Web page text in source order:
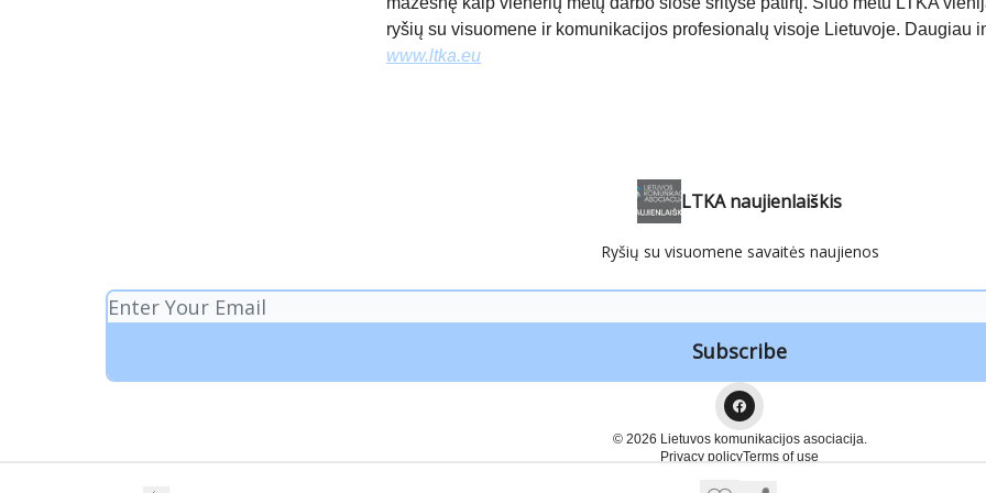
ryšių su visuomene ir komunikacijos profesionalų visoje Lietuvoje. Daugiau
www.ltka.eu
LTKA naujienlaiškis
Ryšių su visuomene savaitės naujienos
© 2026 Lietuvos komunikacijos asociacija.
Privacy policyTerms of use
Powered by beehiiv